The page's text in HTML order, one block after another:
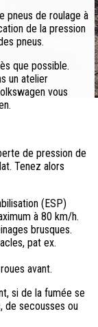
pneus de roulage à
de la pression
pneus.
que possible.
un atelier
vous
de pression de
Tenez alors
(ESP)
à 80 km/h.
brusques.
pat ex.
avant.
si de la fumée se
de secousses ou